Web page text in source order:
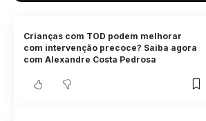
Crianças com TOD podem melhorar
com intervenção precoce? Saiba agora
com Alexandre Costa Pedrosa